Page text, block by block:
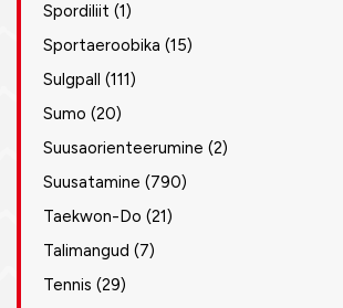
Spordiliit (1)
Sportaeroobika (15)
Sulgpall (111)
Sumo (20)
Suusaorienteerumine (2)
Suusatamine (790)
Taekwon-Do (21)
Talimangud (7)
Tennis (29)